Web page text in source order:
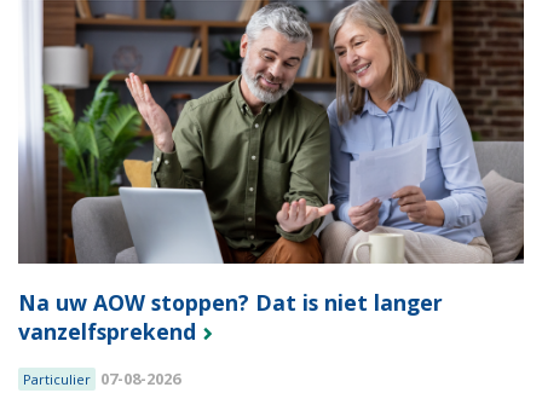
Na uw AOW stoppen? Dat is niet langer
vanzelfsprekend
Particulier 07-08-2026